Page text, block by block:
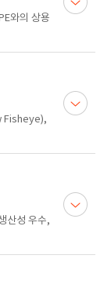
와의 상용
Fisheye),
산성 우수,